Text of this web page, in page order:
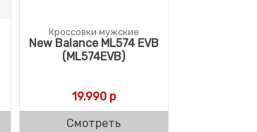
Кроссовки мужские
New Balance ML574 EVB
(ML574EVB)
19.990р
Смотреть